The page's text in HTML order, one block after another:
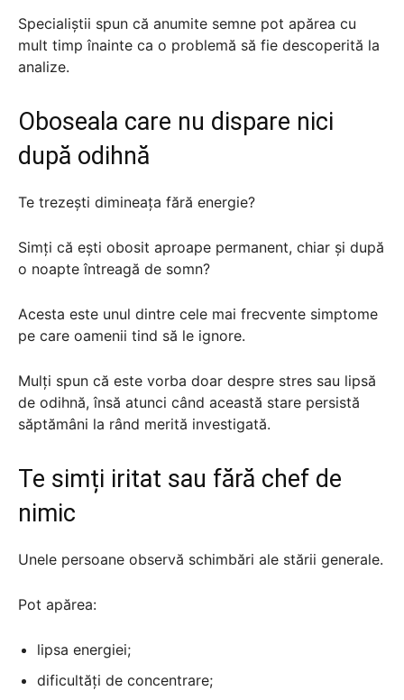
Specialiștii spun că anumite semne pot apărea cu
mult timp înainte ca o problemă să fie descoperită la
analize.
Oboseala care nu dispare nici
după odihnă
Te trezești dimineața fără energie?
Simți că ești obosit aproape permanent, chiar și după
o noapte întreagă de somn?
Acesta este unul dintre cele mai frecvente simptome
pe care oamenii tind să le ignore.
Mulți spun că este vorba doar despre stres sau lipsă
de odihnă, însă atunci când această stare persistă
săptămâni la rând merită investigată.
Te simți iritat sau fără chef de
nimic
Unele persoane observă schimbări ale stării generale.
Pot apărea:
lipsa energiei;
dificultăți de concentrare;